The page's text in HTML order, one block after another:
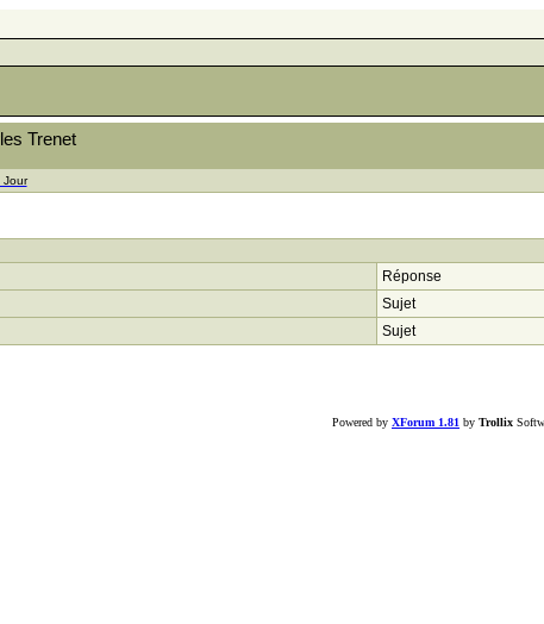
Trenet
Jour
Réponse
Sujet
Sujet
Powered by XForum 1.81 by Trollix